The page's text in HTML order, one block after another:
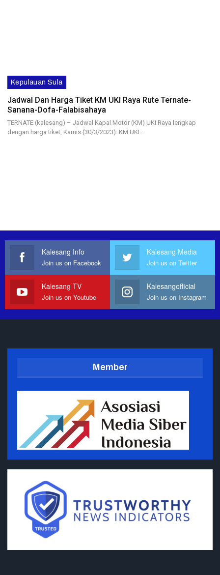
Kepulauan Sula
Jadwal Dan Harga Tiket KM UKI Raya Rute Ternate-
Sanana-Dofa-Falabisahaya
TERNATE (kalesang) – Jadwal Kapal Motor (KM) UKI Raya lengkap
dengan harga tiket, Kamis (30/3/2023). KM UKI…
Kalesang Info
Join us on Facebook
Kalesang Media
Join us on Twitter
Kalesang TV
Join us on Youtube
Kalesangofficial
Join us on Instagram
Member